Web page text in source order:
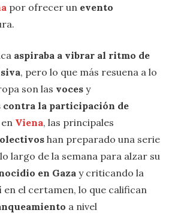
por ofrecer un evento
aspiraba a vibrar al ritmo de
, pero lo que más resuena a lo
son las voces y
contra la participación de
Viena, las principales
han preparado una serie
largo de la semana para alzar su
en Gaza y criticando la
en el certamen, lo que califican
a nivel